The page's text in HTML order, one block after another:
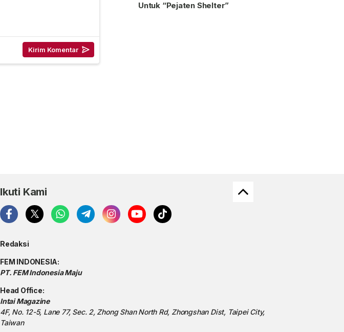
Untuk “Pejaten Shelter”
Ikuti Kami
Redaksi
FEM INDONESIA:
PT. FEM Indonesia Maju
Head Office:
Intai Magazine
4F, No. 12-5, Lane 77, Sec. 2, Zhong Shan North Rd, Zhongshan Dist, Taipei City,
Taiwan